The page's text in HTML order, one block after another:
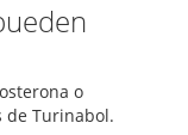
o
de Turinabol.